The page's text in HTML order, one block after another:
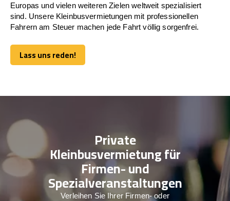
Europas und vielen weiteren Zielen weltweit spezialisiert
sind. Unsere Kleinbusvermietungen mit professionellen
Fahrern am Steuer machen jede Fahrt völlig sorgenfrei.
Lass uns reden!
Lass uns reden!
Private
Kleinbusvermietung für
Firmen- und
Spezialveranstaltungen
Verleihen Sie Ihrer Firmen- oder